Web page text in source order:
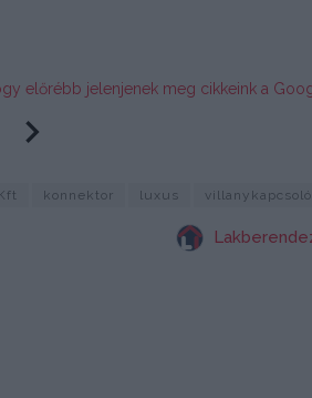
előrébb jelenjenek meg cikkeink a
konnektor luxus villanykapcsoló